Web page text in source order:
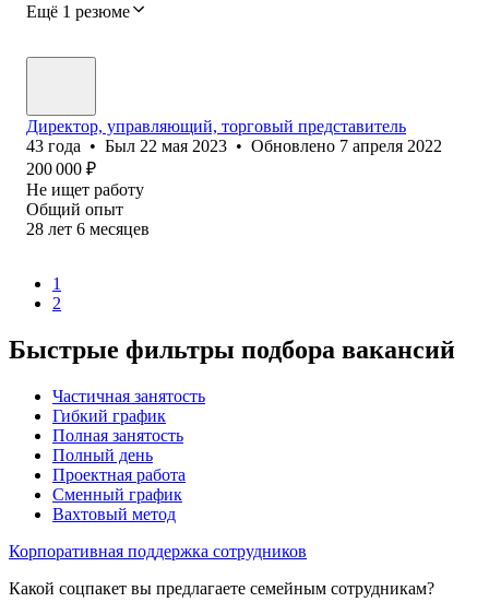
Ещё 1 резюме
Директор, управляющий, торговый представитель
43 года • Был 22 мая 2023 • Обновлено 7 апреля 2022
200 000 ₽
Не ищет работу
Общий опыт
28 лет 6 месяцев
1
2
Быстрые фильтры подбора вакансий
Частичная занятость
Гибкий график
Полная занятость
Полный день
Проектная работа
Сменный график
Вахтовый метод
Корпоративная поддержка сотрудников
Какой соцпакет вы предлагаете семейным сотрудникам?